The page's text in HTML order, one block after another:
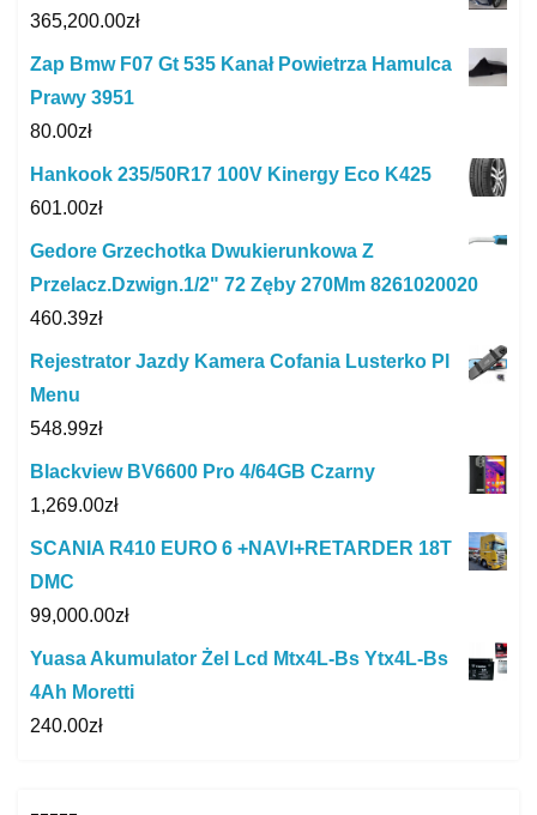
365,200.00zł
Zap Bmw F07 Gt 535 Kanał Powietrza Hamulca
Prawy 3951
80.00zł
Hankook 235/50R17 100V Kinergy Eco K425
601.00zł
Gedore Grzechotka Dwukierunkowa Z
Przelacz.Dzwign.1/2" 72 Zęby 270Mm 8261020020
460.39zł
Rejestrator Jazdy Kamera Cofania Lusterko Pl
Menu
548.99zł
Blackview BV6600 Pro 4/64GB Czarny
1,269.00zł
SCANIA R410 EURO 6 +NAVI+RETARDER 18T
DMC
99,000.00zł
Yuasa Akumulator Żel Lcd Mtx4L-Bs Ytx4L-Bs
4Ah Moretti
240.00zł